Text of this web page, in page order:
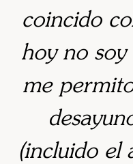
coincido
hoy no soy
me
(incluido el